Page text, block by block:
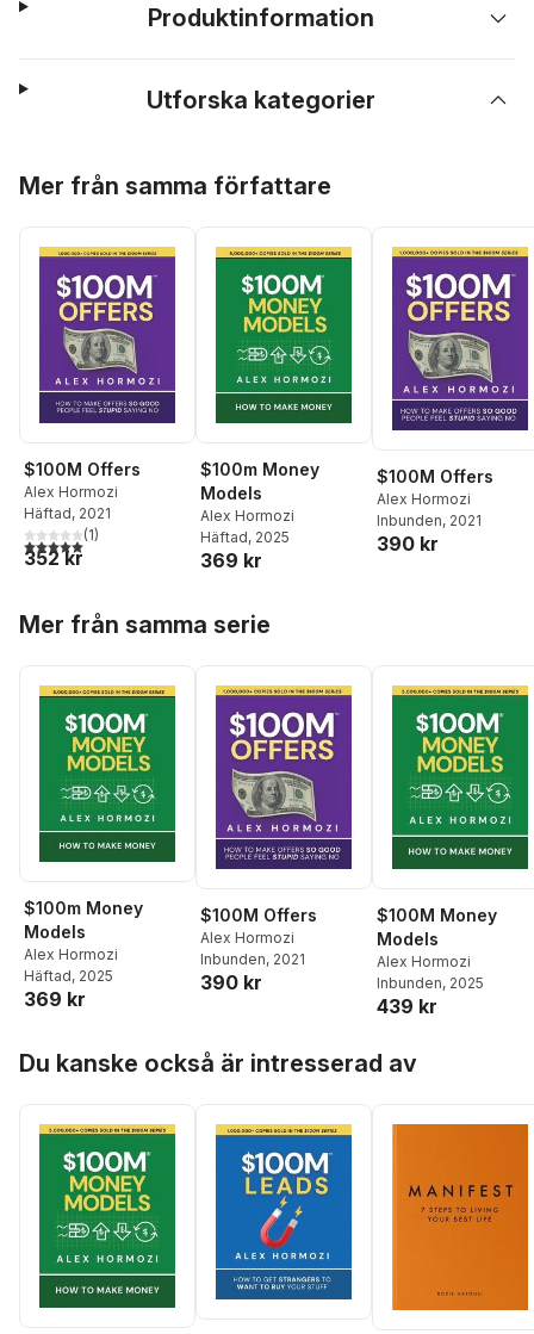
Produktinformation
Utforska kategorier
Mer från samma författare
$100M Offers
Alex Hormozi
Häftad, 2021
5,0utav 5 stjärnor. Totalt antal röster:
(1)
352 kr
$100m Money
Models
Alex Hormozi
Häftad, 2025
369 kr
$100M Offers
Alex Hormozi
Inbunden, 2021
390 kr
Mer från samma serie
$100m Money
Models
Alex Hormozi
Häftad, 2025
369 kr
$100M Offers
Alex Hormozi
Inbunden, 2021
390 kr
$100M Money
Models
Alex Hormozi
Inbunden, 2025
439 kr
Du kanske också är intresserad av